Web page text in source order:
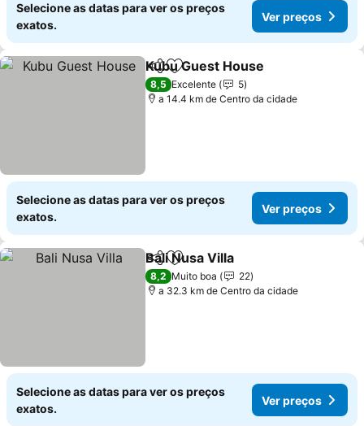
Selecione as datas para ver os preços
exatos.
Ver preços
PartilharAdicionar aos favoritos
Kubu Guest House
8,5 Excelente
5
a 14.4 km de Centro da cidade
Selecione as datas para ver os preços
exatos.
Ver preços
PartilharAdicionar aos favoritos
Bali Nusa Villa
8,2 Muito boa
22
a 32.3 km de Centro da cidade
Selecione as datas para ver os preços
exatos.
Ver preços